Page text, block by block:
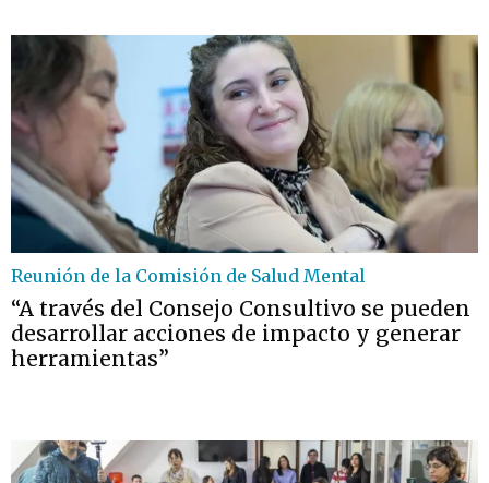
Reunión de la Comisión de Salud Mental
“A través del Consejo Consultivo se pueden
desarrollar acciones de impacto y generar
herramientas”